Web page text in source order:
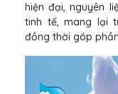
hiện đại, nguyên
tinh tế, mang lại
đồng thời góp